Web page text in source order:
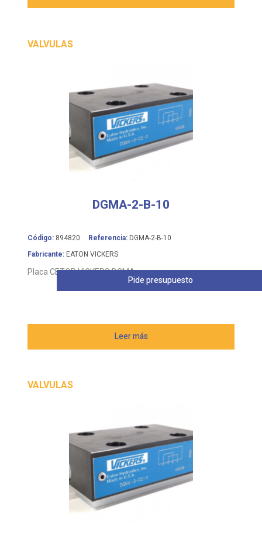
VALVULAS
DGMA-2-B-10
Código: 894820 Referencia: DGMA-2-B-10
Fabricante: EATON VICKERS
Placa CETOP VICKERS DGMA
Leer más
Pide presupuesto
VALVULAS